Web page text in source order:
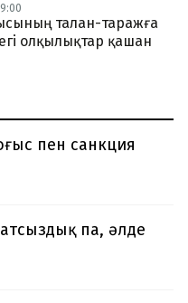
талан-таражға
олқылықтар қашан
пен санкция
па, әлде